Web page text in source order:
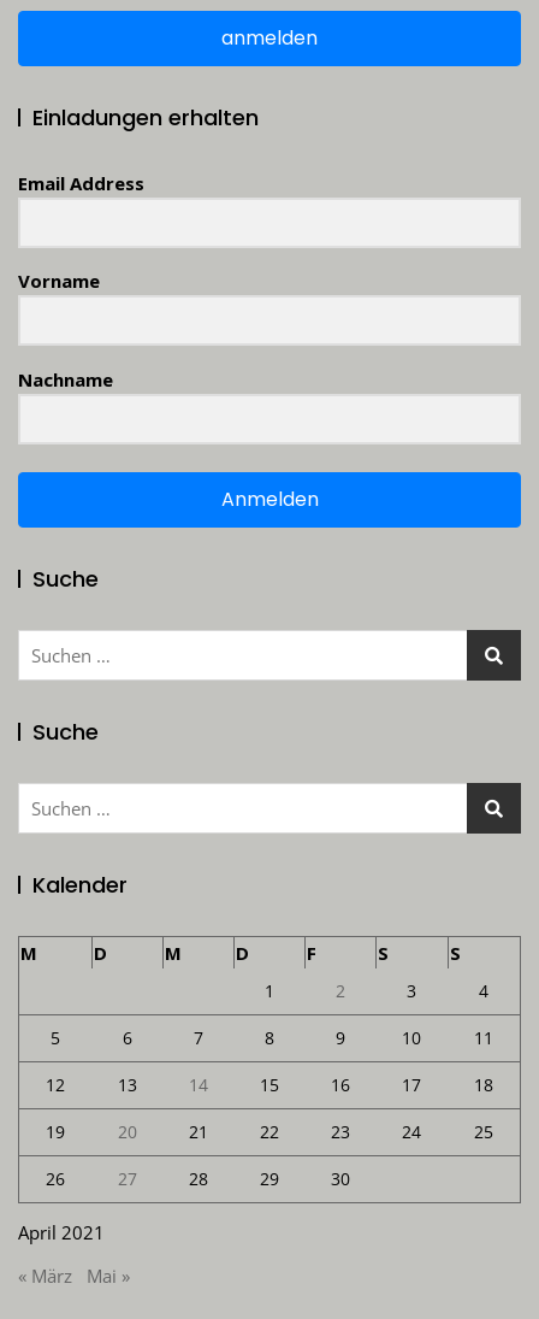
anmelden
Einladungen erhalten
Email Address
Vorname
Nachname
Anmelden
Suche
Suchen
Suche
Suchen
Kalender
April 2021
M D M D F S S
1 2 3 4
5 6 7 8 9 10 11
12 13 14 15 16 17 18
19 20 21 22 23 24 25
26 27 28 29 30
« März Mai »